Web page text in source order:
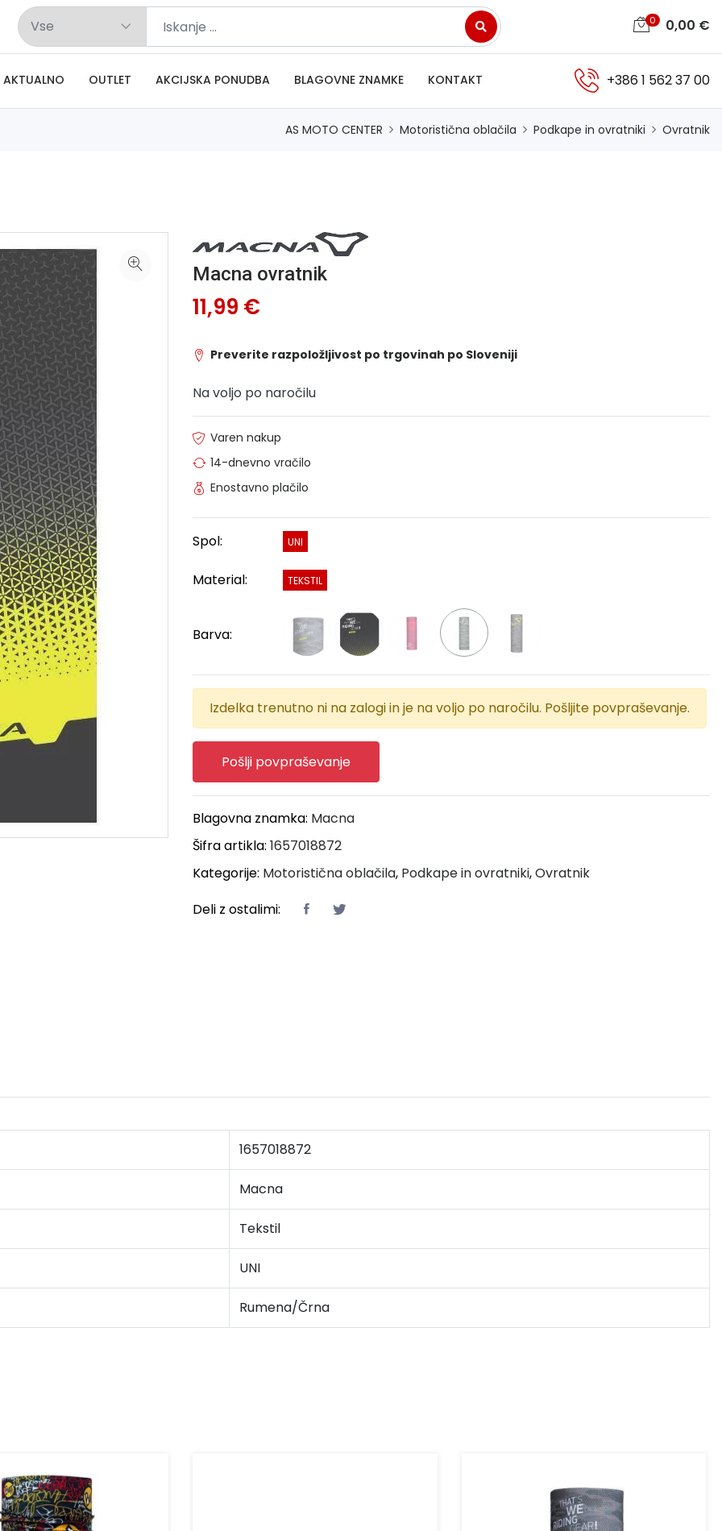
0 0,00 €
AKTUALNO OUTLET AKCIJSKA PONUDBA BLAGOVNE ZNAMKE KONTAKT +386 1 562 37 00
AS MOTO CENTER Motoristična oblačila Podkape in ovratniki Ovratnik
Macna ovratnik
11,99 €
Preverite razpoložljivost po trgovinah po Sloveniji
Na voljo po naročilu
Varen nakup
14-dnevno vračilo
Enostavno plačilo
Spol: UNI
Material: TEKSTIL
Barva:
Izdelka trenutno ni na zalogi in je na voljo po naročilu. Pošljite povpraševanje.
Pošlji povpraševanje
Blagovna znamka: Macna
Šifra artikla: 1657018872
Kategorije: Motoristična oblačila, Podkape in ovratniki,Ovratnik
Deli z ostalimi:
1657018872
Macna
Tekstil
UNI
Rumena/Črna